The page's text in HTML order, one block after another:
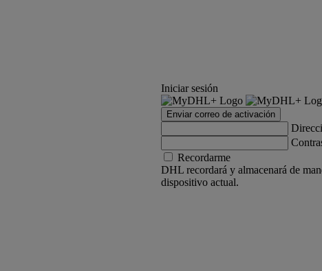
Iniciar sesión
Enviar correo de activación
Recordarme
DHL recordará y almacenará de
dispositivo actual.